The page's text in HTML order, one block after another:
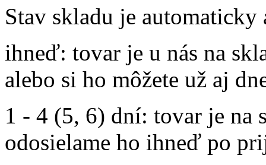
Stav skladu je
ihneď: tovar je u nás na
alebo si ho môžete už aj
1 - 4 (5, 6) dní: tovar je na
odosielame ho ihneď po